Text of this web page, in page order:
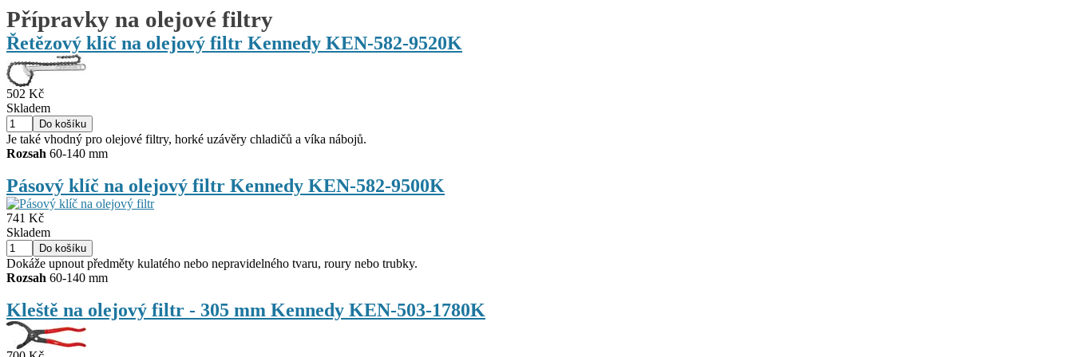
Přípravky na olejové filtry
Řetězový klíč na olejový filtr Kennedy KEN-582-9520K
502 Kč
Skladem
Je také vhodný pro olejové filtry, horké uzávěry chladičů a víka nábojů.
Rozsah 60-140 mm
Pásový klíč na olejový filtr Kennedy KEN-582-9500K
741 Kč
Skladem
Dokáže upnout předměty kulatého nebo nepravidelného tvaru, roury nebo trubky.
Rozsah 60-140 mm
Kleště na olejový filtr - 305 mm Kennedy KEN-503-1780K